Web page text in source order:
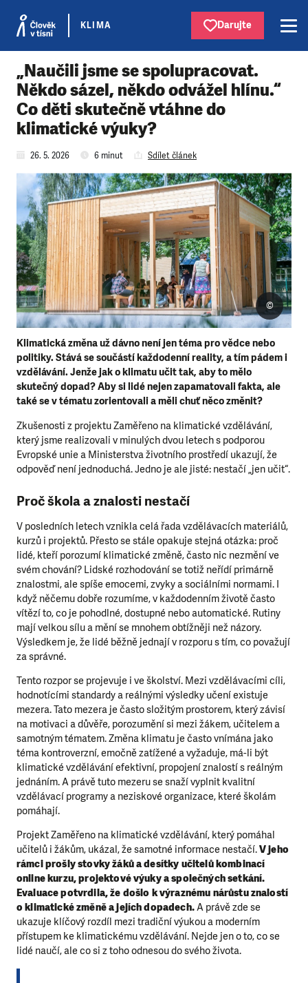
KLIMA Darujte
„Naučili jsme se spolupracovat.
Někdo sázel, někdo odvážel hlínu.“
Co děti skutečně vtáhne do
klimatické výuky?
26. 5. 2026 6 minut Sdílet článek
Klimatická změna už dávno není jen téma pro vědce nebo
politiky. Stává se součástí každodenní reality, a tím pádem i
vzdělávání. Jenže jak o klimatu učit tak, aby to mělo
skutečný dopad? Aby si lidé nejen zapamatovali fakta, ale
také se v tématu zorientovali a měli chuť něco změnit?
©
Zkušenosti z projektu Zaměřeno na klimatické vzdělávání,
který jsme realizovali v minulých dvou letech s podporou
Evropské unie a Ministerstva životního prostředí ukazují, že
odpověď není jednoduchá. Jedno je ale jisté: nestačí „jen učit“.
Proč škola a znalosti nestačí
V posledních letech vznikla celá řada vzdělávacích materiálů,
kurzů i projektů. Přesto se stále opakuje stejná otázka: proč
lidé, kteří porozumí klimatické změně, často nic nezmění ve
svém chování? Lidské rozhodování se totiž neřídí primárně
znalostmi, ale spíše emocemi, zvyky a sociálními normami. I
když něčemu dobře rozumíme, v každodenním životě často
vítězí to, co je pohodlné, dostupné nebo automatické. Rutiny
mají velkou sílu a mění se mnohem obtížněji než názory.
Výsledkem je, že lidé běžně jednají v rozporu s tím, co považují
za správné.
Tento rozpor se projevuje i ve školství. Mezi vzdělávacími cíli,
hodnotícími standardy a reálnými výsledky učení existuje
mezera. Tato mezera je často složitým prostorem, který závisí
na motivaci a důvěře, porozumění si mezi žákem, učitelem a
samotným tématem. Změna klimatu je často vnímána jako
téma kontroverzní, emočně zatížené a vyžaduje, má-li být
klimatické vzdělávání efektivní, propojení znalostí s reálným
jednáním. A právě tuto mezeru se snaží vyplnit kvalitní
vzdělávací programy a neziskové organizace, které školám
pomáhají.
Projekt Zaměřeno na klimatické vzdělávání, který pomáhal
učitelů i žákům, ukázal, že samotné informace nestačí.V jeho
rámci prošly stovky žáků a desítky učitelů kombinací
online kurzu, projektové výuky a společných setkání.
Evaluace potvrdila, že došlo k výraznému nárůstu znalostí
o klimatické změně a jejích dopadech.A právě zde se
ukazuje klíčový rozdíl mezi tradiční výukou a moderním
přístupem ke klimatickému vzdělávání. Nejde jen o to, co se
lidé naučí, ale co si z toho odnesou do svého života.